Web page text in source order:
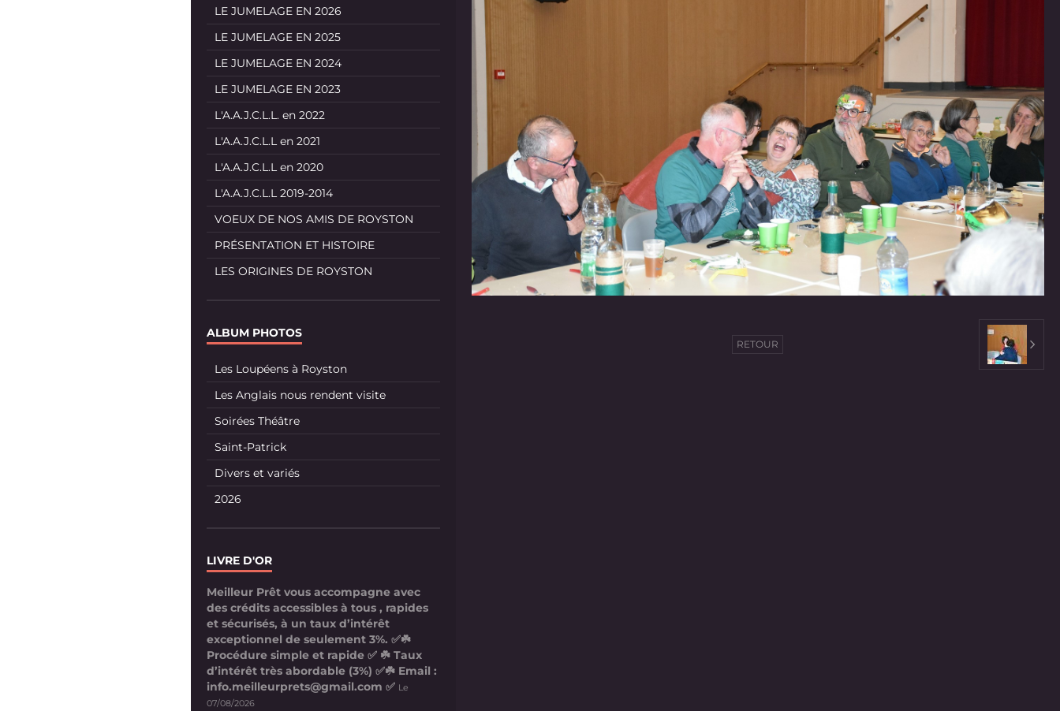
RETOUR
LE JUMELAGE EN 2026
LE JUMELAGE EN 2025
LE JUMELAGE EN 2024
LE JUMELAGE EN 2023
L'A.A.J.C.L.L. en 2022
L'A.A.J.C.L.L en 2021
L'A.A.J.C.L.L en 2020
L'A.A.J.C.L.L 2019-2014
VOEUX DE NOS AMIS DE ROYSTON
PRÉSENTATION ET HISTOIRE
LES ORIGINES DE ROYSTON
ALBUM PHOTOS
Les Loupéens à Royston
Les Anglais nous rendent visite
Soirées Théâtre
Saint-Patrick
Divers et variés
2026
LIVRE D'OR
Meilleur Prêt vous accompagne avec
des crédits accessibles à tous , rapides
et sécurisés, à un taux d’intérêt
exceptionnel de seulement 3%. ✅☘️
Procédure simple et rapide ✅ ☘️ Taux
d’intérêt très abordable (3%) ✅☘️ Email :
info.meilleurprets@gmail.com ✅ Le
07/08/2026